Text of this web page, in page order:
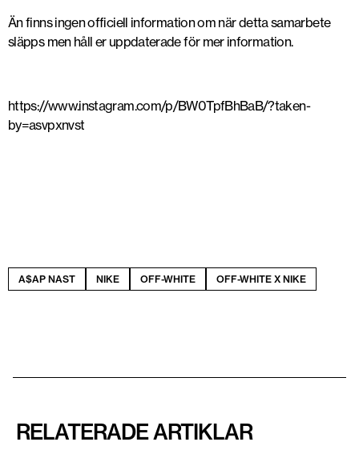
Än finns ingen officiell information om när detta samarbete
släpps men håll er uppdaterade för mer information.
https://www.instagram.com/p/BW0TpfBhBaB/?taken-
by=asvpxnvst
A$AP NAST NIKE OFF-WHITE OFF-WHITE X NIKE
RELATERADE ARTIKLAR